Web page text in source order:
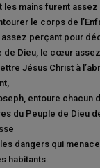
les mains furent
le corps de
perçant pour
de Dieu, le cœur
Jésus Christ à
entoure chacun
du Peuple de Dieu
dangers qui
habitants.